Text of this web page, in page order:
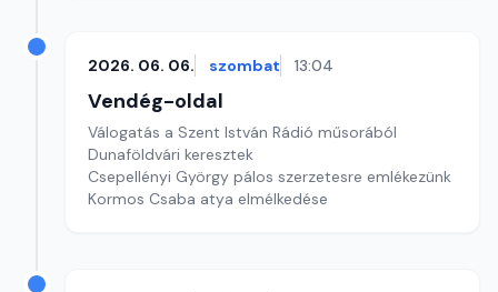
2026. 06. 06. szombat 13:04
Vendég-oldal
Válogatás a Szent István Rádió műsorából
Dunaföldvári keresztek
Csepellényi György pálos szerzetesre emlékezünk
Kormos Csaba atya elmélkedése